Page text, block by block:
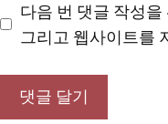
다음 번 댓글 작성
그리고 웹사이트를